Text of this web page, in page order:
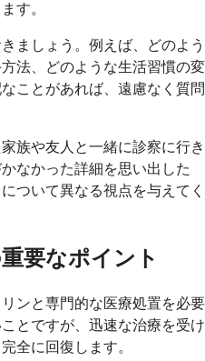
す。
ましょう。例えば、どのよう
法、どのような生活習慣の変
ことがあれば、遠慮なく質問
族や友人と一緒に診察に行き
なかった詳細を思い出した
ついて異なる視点を与えてく
要なポイント
ンと専門的な医療処置を必要
とですが、迅速な治療を受け
全に回復します。